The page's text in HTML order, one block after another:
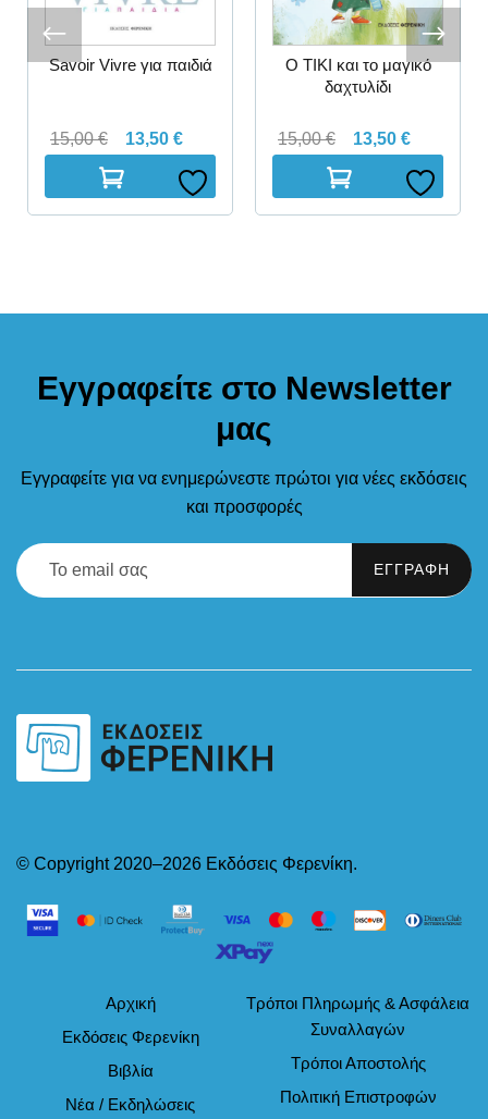
Savoir Vivre για παιδιά
15,00€ 13,50€
Ο ΤΙΚΙ και το μαγικό
δαχτυλίδι
15,00€ 13,50€
Εγγραφείτε στο Newsletter
μας
Εγγραφείτε για να ενημερώνεστε πρώτοι για νέες εκδόσεις
και προσφορές
© Copyright 2020–2026 Εκδόσεις Φερενίκη.
Αρχική
Εκδόσεις Φερενίκη
Βιβλία
Νέα / Εκδηλώσεις
Τρόποι Πληρωμής & Ασφάλεια
Συναλλαγών
Τρόποι Αποστολής
Πολιτική Επιστροφών